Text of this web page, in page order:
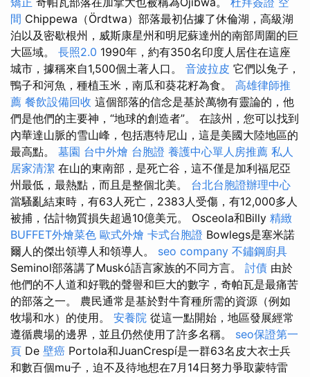
間 Chippewa（Ördtwa）部落最初佔據了休倫湖，高級湖
泊以及密歇根州，威斯康星州和明尼蘇達州的南部周圍的巨
大區域。 長照2.0 1990年，約有350名印度人居住在這座
城市，據稱來自1,500個土著人口。 音波拉皮 它們以兔子，
鴨子和河魚，種植玉米，南瓜和葵花籽為食。 高雄律師推
薦 餐飲設備回收 這個部落的信念是基於萬物有靈論的，他
們是他們的主要神，“地球的創造者”。 在該州，您可以找到
內華達山脈的雪山峰，包括惠特尼山，這是美國大陸地區的
最高點。 墓園 台中外燴 台胞證 養護中心單人房推薦 私人
居家清潔 在山的東南部，是死亡谷，這不僅是加利福尼亞
州最低，最熱點，而且是整個北美。 台北台胞證辦理中心
當騷亂結束時，有63人死亡，2383人受傷，有12,000多人
被捕，估計物質損失超過10億美元。 Osceola和Billy 精緻
BUFFET外燴菜色 歐式外燴 卡式台胞證 Bowlegs是塞米諾
爾人的傑出領導人和領導人。 seo company 不鏽鋼廚具
Seminol部落講了Muskó語言家族的不同方言。 討債 由於
他們的不人道和好戰的聲譽和巨大的數字，奇帕瓦是最痛苦
的部落之一。 農民通常是基於對牛育種所需的資源（例如
牧場和水）的使用。 安養院 從這一點開始，地區發展經常
遵循農場的邊界，並且仍然使用了許多名稱。 seo保證第一
頁 De 壁癌 Portola和JuanCrespí是一群63名皮大衣士兵
和數百個mu子，迫不及待地想在7月14日努力爭取蒙特雷